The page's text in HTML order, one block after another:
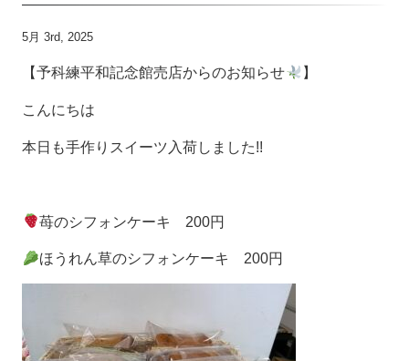
5月 3rd, 2025
【予科練平和記念館売店からのお知らせ 】
こんにちは
本日も手作りスイーツ入荷しました!!
苺のシフォンケーキ 200円
ほうれん草のシフォンケーキ 200円